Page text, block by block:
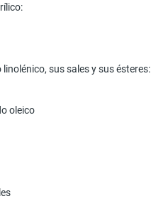
sus sales y sus ésteres:
oleico